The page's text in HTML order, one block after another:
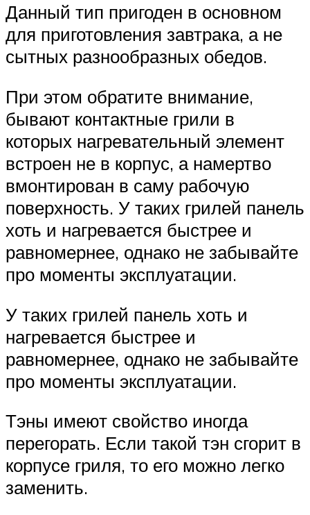
Данный тип пригоден в основном
для приготовления завтрака, а не
сытных разнообразных обедов.
При этом обратите внимание,
бывают контактные грили в
которых нагревательный элемент
встроен не в корпус, а намертво
вмонтирован в саму рабочую
поверхность. У таких грилей панель
хоть и нагревается быстрее и
равномернее, однако не забывайте
про моменты эксплуатации.
У таких грилей панель хоть и
нагревается быстрее и
равномернее, однако не забывайте
про моменты эксплуатации.
Тэны имеют свойство иногда
перегорать. Если такой тэн сгорит в
корпусе гриля, то его можно легко
заменить.